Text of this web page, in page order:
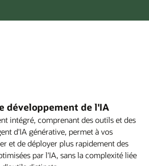
développement de l'IA
intégré, comprenant des outils et des
d'IA générative, permet à vos
et de déployer plus rapidement des
par l'IA, sans la complexité liée